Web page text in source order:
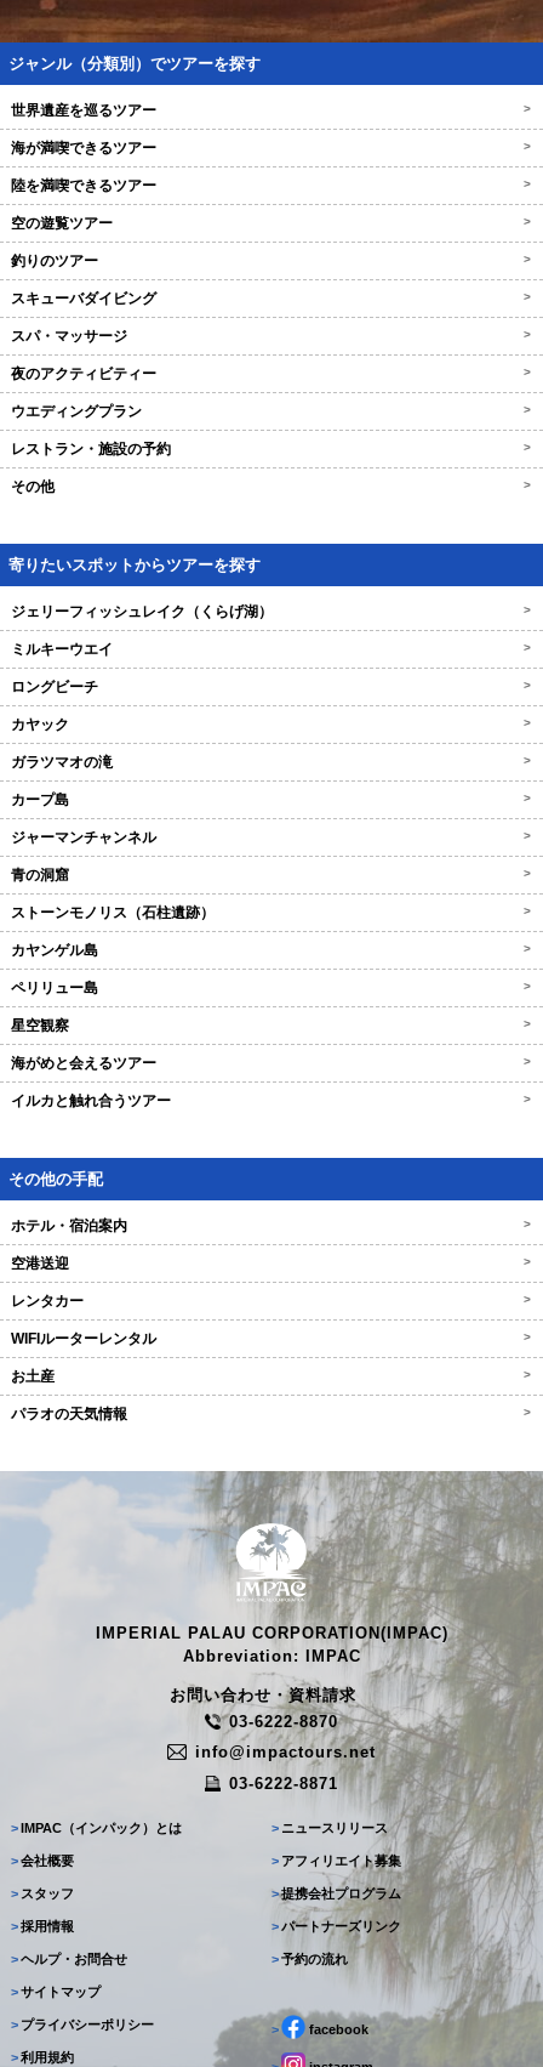
ジャンル（分類別）でツアーを探す
世界遺産を巡るツアー >
海が満喫できるツアー >
陸を満喫できるツアー >
空の遊覧ツアー >
釣りのツアー >
スキューバダイビング >
スパ・マッサージ >
夜のアクティビティー >
ウエディングプラン >
レストラン・施設の予約 >
その他 >
寄りたいスポットからツアーを探す
ジェリーフィッシュレイク（くらげ湖） >
ミルキーウエイ >
ロングビーチ >
カヤック >
ガラツマオの滝 >
カープ島 >
ジャーマンチャンネル >
青の洞窟 >
ストーンモノリス（石柱遺跡） >
カヤンゲル島 >
ペリリュー島 >
星空観察 >
海がめと会えるツアー >
イルカと触れ合うツアー >
その他の手配
ホテル・宿泊案内 >
空港送迎 >
レンタカー >
WIFIルーターレンタル >
お土産 >
パラオの天気情報 >
IMPERIAL PALAU CORPORATION(IMPAC)
Abbreviation: IMPAC
お問い合わせ・資料請求
03-6222-8870
info@impactours.net
03-6222-8871
> IMPAC（インパック）とは
>会社概要
> スタッフ
>採用情報
>ヘルプ・お問合せ
>サイトマップ
> ニュースリリース
> アフィリエイト募集
>提携会社プログラム
>パートナーズリンク
>予約の流れ
> プライバシーポリシー
>利用規約
> facebook